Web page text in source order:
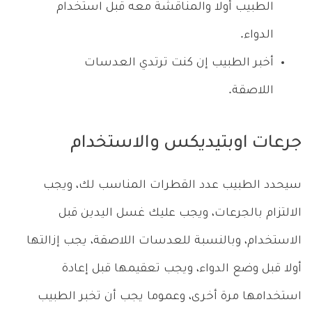
الطبيب أولا والمناقشة معه قبل استخدام
الدواء.
أخبر الطبيب إن كنت ترتدي العدسات
اللاصقة.
جرعات اوبتيديكس والاستخدام
سيحدد الطبيب عدد القطرات المناسب لك، ويجب
الالتزام بالجرعات، ويجب عليك غسل اليدين قبل
الاستخدام، وبالنسبة للعدسات اللاصقة، يجب إزالتها
أولا قبل وضع الدواء، ويجب تعقيمها قبل إعادة
استخدامها مرة أخرى، وعموما يجب أن تخبر الطبيب